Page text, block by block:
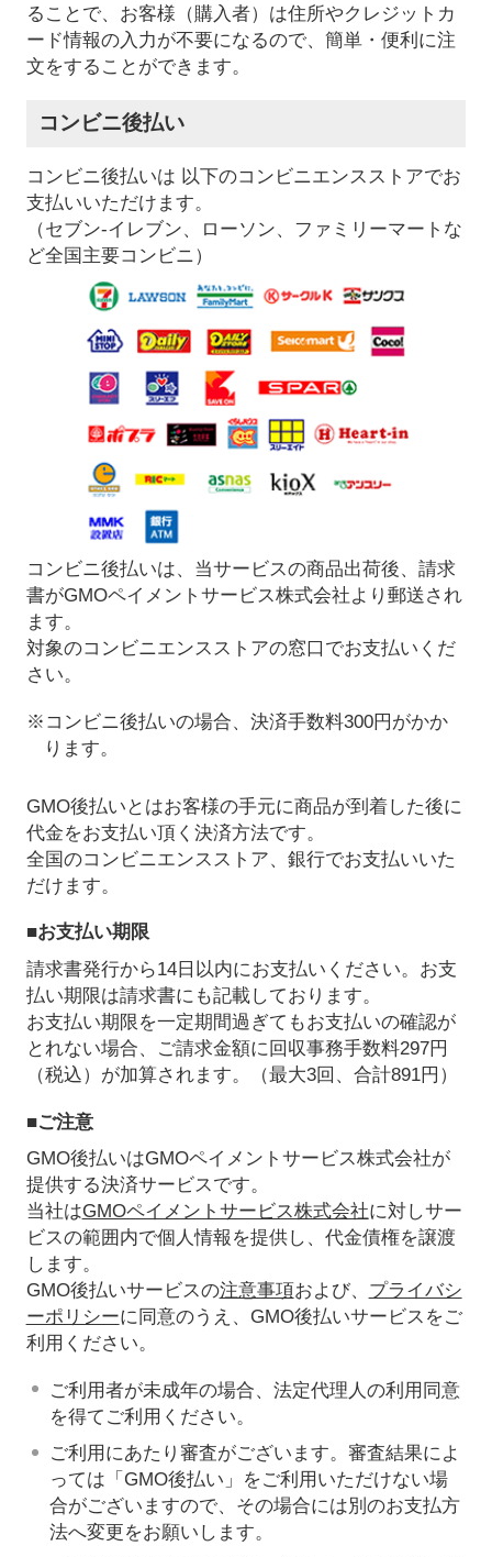
ることで、お客様（購入者）は住所やクレジットカ
ード情報の入力が不要になるので、簡単・便利に注
文をすることができます。
コンビニ後払い
コンビニ後払いは 以下のコンビニエンスストアでお
支払いいただけます。
（セブン-イレブン、ローソン、ファミリーマートな
ど全国主要コンビニ）
コンビニ後払いは、当サービスの商品出荷後、請求
書がGMOペイメントサービス株式会社より郵送され
ます。
対象のコンビニエンスストアの窓口でお支払いくだ
さい。
※コンビニ後払いの場合、決済手数料300円がかか
ります。
GMO後払いとはお客様の手元に商品が到着した後に
代金をお支払い頂く決済方法です。
全国のコンビニエンスストア、銀行でお支払いいた
だけます。
■お支払い期限
請求書発行から14日以内にお支払いください。お支
払い期限は請求書にも記載しております。
お支払い期限を一定期間過ぎてもお支払いの確認が
とれない場合、ご請求金額に回収事務手数料297円
（税込）が加算されます。（最大3回、合計891円）
■ご注意
GMO後払いはGMOペイメントサービス株式会社が
提供する決済サービスです。
当社はGMOペイメントサービス株式会社に対しサー
ビスの範囲内で個人情報を提供し、代金債権を譲渡
します。
GMO後払いサービスの注意事項および、 プライバシ
ーポリシーに同意のうえ、GMO後払いサービスをご
利用ください。
ご利用者が未成年の場合、法定代理人の利用同意
を得てご利用ください。
ご利用にあたり審査がございます。審査結果によ
っては「GMO後払い」をご利用いただけない場
合がございますので、その場合には別のお支払方
法へ変更をお願いします。